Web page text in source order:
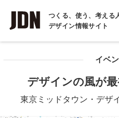
つくる、使う、考える
デザイン情報サイト
INTERVIEW
インタビュー
COLUMN
イベ
デザインの風が
東京ミッドタウン・デザ